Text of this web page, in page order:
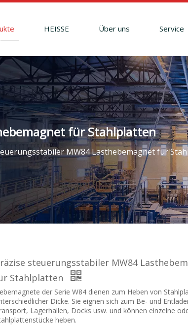
HEISSE Über uns Service
für Stahlplatten
MW84 Lasthebemagnet für
steuerungsstabiler MW84
Stahlplatten
der Serie W84 dienen zum Heben von
Dicke. Sie eignen sich zum Be- und
Lagerhallen, Docks usw. und können einzelne
heben.